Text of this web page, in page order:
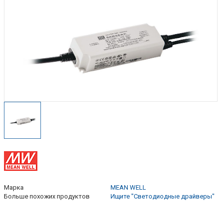
Марка
MEAN WELL
Больше похожих продуктов
Ищите "Светодиодные драйверы"